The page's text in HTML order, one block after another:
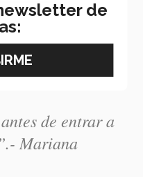
para hacer todas las
ayuda mucho para
, ya que con un
una organización
de entrar a
Mariana
de